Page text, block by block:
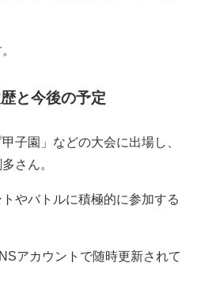
と今後の予定
子園」などの大会に出場し、
さん。
やバトルに積極的に参加する
アカウントで随時更新されて